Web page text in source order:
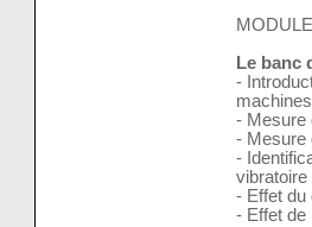
Le banc
-
- Mesure
- Mesure
-
vibratoire
- Effet du
- Effet de